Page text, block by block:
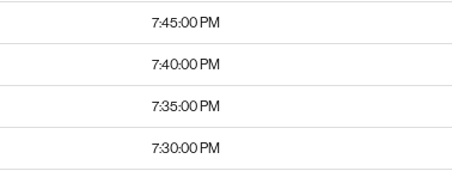
7:45:00 PM
7:40:00 PM
7:35:00 PM
7:30:00 PM